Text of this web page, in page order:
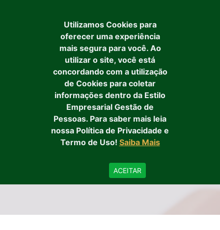
MENU
NOSSOS
SERVIÇOS
Nossos serviços
Utilizamos Cookies para
oferecer uma experiência
mais segura para você. Ao
utilizar o site, você está
concordando com a utilização
de Cookies para coletar
informações dentro da Estilo
Empresarial Gestão de
Pessoas. Para saber mais leia
nossa Política de Privacidade e
Termo de Uso! Saiba Mais
ACEITAR